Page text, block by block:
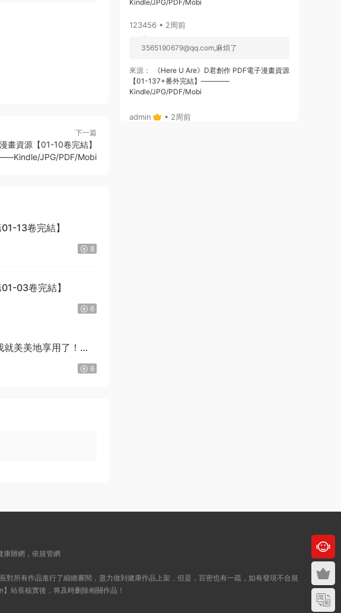
下一篇
畫資源【01-10卷完結】
JPG/PDF/Mobi
13卷完結】
8
03卷完結】
6
就美美地享用了！》
6
Kindle/JPG/PDF/Mobi
123456 • 2周前
3565190679@qq.com,麻煩了
來源：
《Here U Are》D君創作 PDF電子漫畫資源
【01-137+番外完結】————
Kindle/JPG/PDF/Mobi
admin • 2周前
admin • 2周前
來源： 《Here U Are》D君創作 PDF電子漫畫資源
康辦網，依規管網
所有作品進行了細緻審閱，盡力做到健康作品上架，但是，百密也有一疏，如有發現不合規
】站長核實後，将及時删除相關作品！